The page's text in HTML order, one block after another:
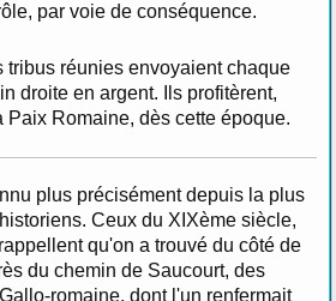
par voie de conséquence.
tribus réunies envoyaient chaque
droite en argent. Ils profitèrent,
Paix Romaine, dès cette époque.
plus précisément depuis la plus
Ceux du XIXème siècle,
qu'on a trouvé du côté de
du chemin de Saucourt, des
romaine, dont l'un renfermait